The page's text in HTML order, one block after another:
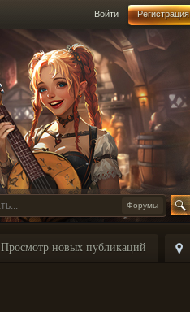
Войти Регистрация
Форумы
Просмотр новых публикаций